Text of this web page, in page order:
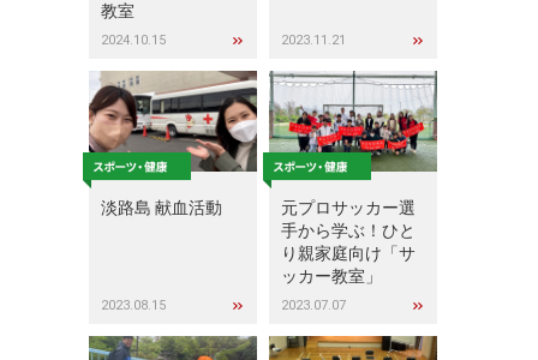
教室
2024.10.15 2023.11.21
淡路島 献血活動
2023.08.15
元プロサッカー選
手から学ぶ！ひと
り親家庭向け「サ
ッカー教室」
2023.07.07